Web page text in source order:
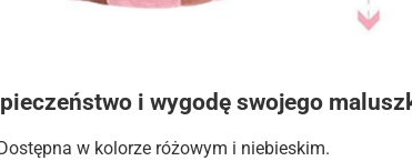
i wygodę swojego
w kolorze różowym i niebieskim.